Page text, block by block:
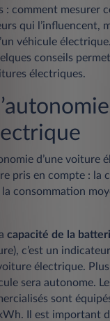
: comment mesurer
qui l’influencent,
véhicule
conseils
électriques.
d’une voiture
pris en compte : la
consommation
capacité de la
c’est un
voiture électrique.
sera autonome.
sont
Il est important